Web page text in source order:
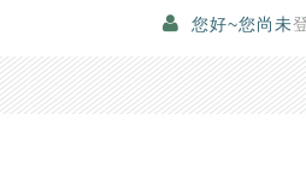
您好~您尚未